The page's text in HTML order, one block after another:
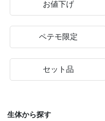
お値下げ
ペテモ限定
セット品
生体から探す